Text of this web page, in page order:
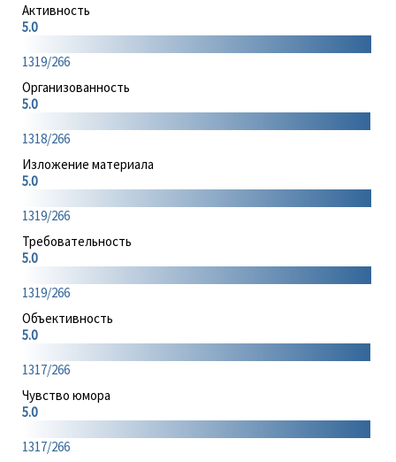
Активность
5.0
1319/266
Организованность
5.0
1318/266
Изложение материала
5.0
1319/266
Требовательность
5.0
1319/266
Объективность
5.0
1317/266
Чувство юмора
5.0
1317/266